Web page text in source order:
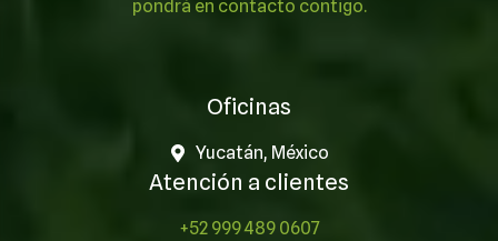
pondrá en contacto contigo.
Oficinas
Yucatán, México
Atención a clientes
+52 999 489 0607